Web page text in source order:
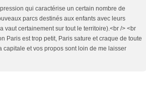
qui caractérise un certain nombre de
parcs destinés aux enfants avec leurs
vaut certainement sur tout le territoire).<br /> <br
Paris est trop petit, Paris sature et craque de toute
et vos propos sont loin de me laisser